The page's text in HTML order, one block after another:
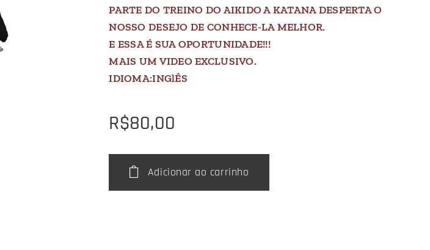
PARTE DO TREINO DO AIKIDO A KATANA DESPERTA O
NOSSO DESEJO DE CONHECE-LA MELHOR.
E ESSA É SUA OPORTUNIDADE!!!
MAIS UM VIDEO EXCLUSIVO.
IDIOMA:INGlÊS
R$80,00
Adicionar ao carrinho